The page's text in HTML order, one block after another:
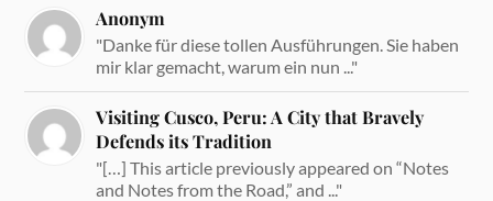
Anonym
"Danke für diese tollen Ausführungen. Sie haben
mir klar gemacht, warum ein nun ..."
Visiting Cusco, Peru: A City that Bravely
Defends its Tradition
"[…] This article previously appeared on “Notes
and Notes from the Road,” and ..."